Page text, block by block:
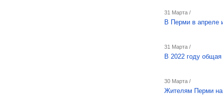
31 Марта /
В Перми в апреле
31 Марта /
В 2022 году
30 Марта /
Жителям Перми